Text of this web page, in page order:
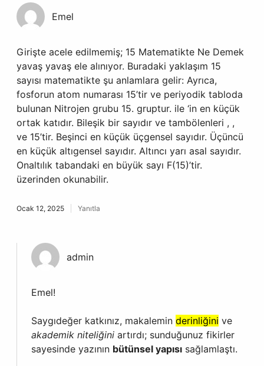
Emel
Girişte acele edilmemiş; 15 Matematikte Ne Demek
yavaş yavaş ele alınıyor. Buradaki yaklaşım 15
sayısı matematikte şu anlamlara gelir: Ayrıca,
fosforun atom numarası 15’tir ve periyodik tabloda
bulunan Nitrojen grubu 15. gruptur. ile ‘in en küçük
ortak katıdır. Bileşik bir sayıdır ve tambölenleri , ,
ve 15’tir. Beşinci en küçük üçgensel sayıdır. Üçüncü
en küçük altıgensel sayıdır. Altıncı yarı asal sayıdır.
Onaltılık tabandaki en büyük sayı F(15)’tir.
üzerinden okunabilir.
Ocak 12, 2025 Yanıtla
admin
Emel!
Saygıdeğer katkınız, makalemin derinliğini ve
akademik niteliğini artırdı; sunduğunuz fikirler
sayesinde yazının bütünsel yapısı sağlamlaştı.